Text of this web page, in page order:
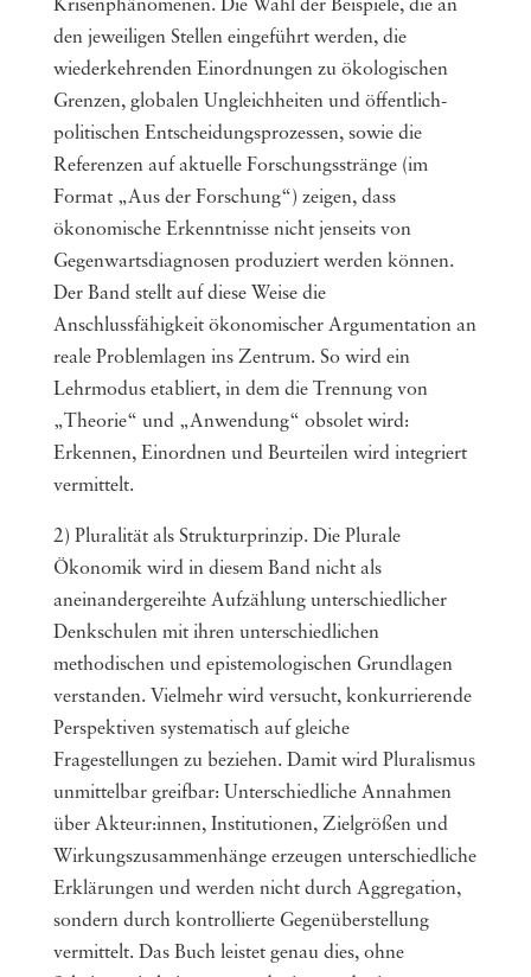
Krisenphänomenen. Die Wahl der Beispiele, die an
den jeweiligen Stellen eingeführt werden, die
wiederkehrenden Einordnungen zu ökologischen
Grenzen, globalen Ungleichheiten und öffentlich-
politischen Entscheidungsprozessen, sowie die
Referenzen auf aktuelle Forschungsstränge (im
Format „Aus der Forschung“) zeigen, dass
ökonomische Erkenntnisse nicht jenseits von
Gegenwartsdiagnosen produziert werden können.
Der Band stellt auf diese Weise die
Anschlussfähigkeit ökonomischer Argumentation an
reale Problemlagen ins Zentrum. So wird ein
Lehrmodus etabliert, in dem die Trennung von
„Theorie“ und „Anwendung“ obsolet wird:
Erkennen, Einordnen und Beurteilen wird integriert
vermittelt.
2) Pluralität als Strukturprinzip. Die Plurale
Ökonomik wird in diesem Band nicht als
aneinandergereihte Aufzählung unterschiedlicher
Denkschulen mit ihren unterschiedlichen
methodischen und epistemologischen Grundlagen
verstanden. Vielmehr wird versucht, konkurrierende
Perspektiven systematisch auf gleiche
Fragestellungen zu beziehen. Damit wird Pluralismus
unmittelbar greifbar: Unterschiedliche Annahmen
über Akteur:innen, Institutionen, Zielgrößen und
Wirkungszusammenhänge erzeugen unterschiedliche
Erklärungen und werden nicht durch Aggregation,
sondern durch kontrollierte Gegenüberstellung
vermittelt. Das Buch leistet genau dies, ohne